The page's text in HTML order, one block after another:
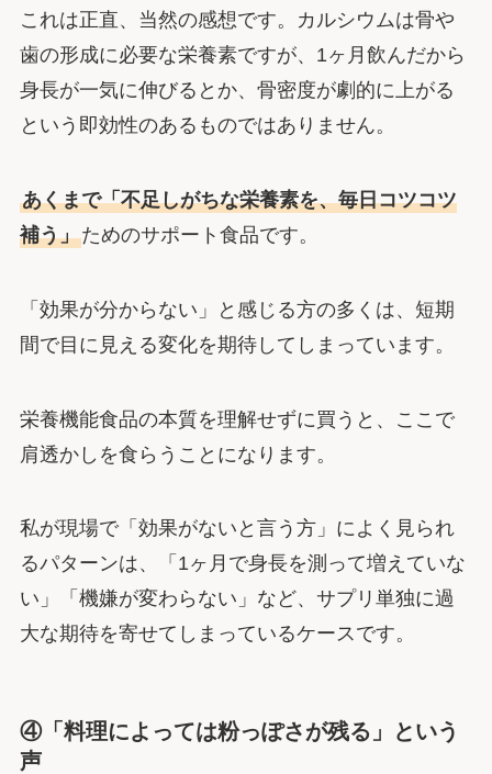
これは正直、当然の感想です。カルシウムは骨や
歯の形成に必要な栄養素ですが、1ヶ月飲んだから
身長が一気に伸びるとか、骨密度が劇的に上がる
という即効性のあるものではありません。
あくまで「不足しがちな栄養素を、毎日コツコツ
補う」ためのサポート食品です。
「効果が分からない」と感じる方の多くは、短期
間で目に見える変化を期待してしまっています。
栄養機能食品の本質を理解せずに買うと、ここで
肩透かしを食らうことになります。
私が現場で「効果がないと言う方」によく見られ
るパターンは、「1ヶ月で身長を測って増えていな
い」「機嫌が変わらない」など、サプリ単独に過
大な期待を寄せてしまっているケースです。
④「料理によっては粉っぽさが残る」という
声